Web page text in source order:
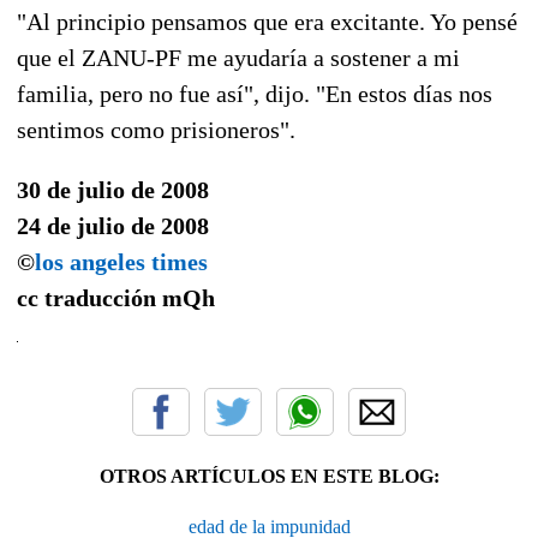
"Al principio pensamos que era excitante. Yo pensé
que el ZANU-PF me ayudaría a sostener a mi
familia, pero no fue así", dijo. "En estos días nos
sentimos como prisioneros".
30 de julio de 2008
24 de julio de 2008
©los angeles times
cc traducción mQh
OTROS ARTÍCULOS EN ESTE BLOG:
edad de la impunidad